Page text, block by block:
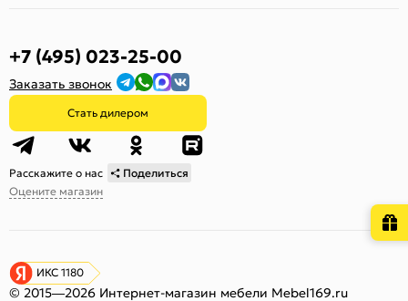
+7 (495) 023-25-00
Заказать звонок
Стать дилером
Расскажите о нас
Поделиться
Оцените магазин
ИКС 1180
© 2015—2026 Интернет-магазин мебели Mebel169.ru